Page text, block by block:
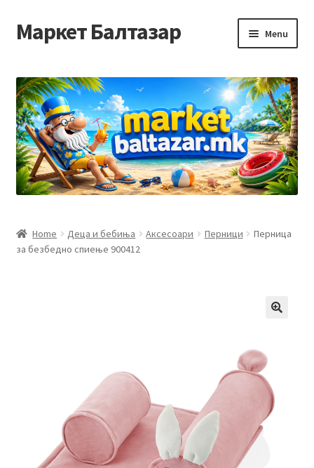
Skip
to
Skip
to
Маркет Балтазар Menu
Checkout
Homepage
Privacy Policy
Контакт
Рекламации и замена на производ
Сите производи
Home Деца и бебиња Аксесоари Перници
Перница
за безбедно спиење 900412